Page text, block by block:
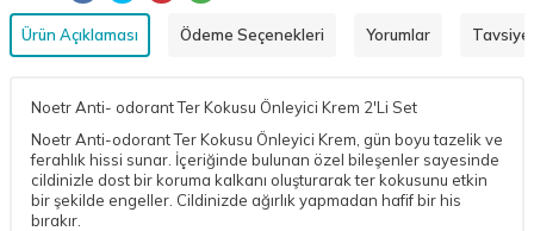
Ürün Açıklaması Ödeme Seçenekleri Yorumlar Tavsiye
Noetr Anti- odorant Ter Kokusu Önleyici Krem 2'Li Set
Noetr Anti-odorant Ter Kokusu Önleyici Krem, gün boyu tazelik ve
ferahlık hissi sunar. İçeriğinde bulunan özel bileşenler sayesinde
cildinizle dost bir koruma kalkanı oluşturarak ter kokusunu etkin
bir şekilde engeller. Cildinizde ağırlık yapmadan hafif bir his
bırakır.